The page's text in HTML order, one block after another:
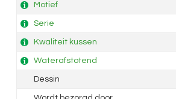
Motief
Serie
Kwaliteit kussen
Waterafstotend
Dessin